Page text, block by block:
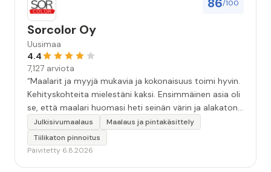
/100
Sorcolor Oy
Uusimaa
4.4
7,127 arviota
“Maalarit ja myyjä mukavia ja kokonaisuus toimi hyvin.
Kehityskohteita mielestäni kaksi. Ensimmäinen asia oli
se, että maalari huomasi heti seinän värin ja alakaton
värin erot mitä en huomannut. Hyvä toki että siinä
kohtaa huomattu mutta toki optimaalisessa
tilanteessa myyjä olisi jo kiinnittänyt tähän huomiota.
Julkisivumaalaus
Maalaus ja pintakäsittely
Tiilikaton pinnoitus
Päivitetty 6.8.2026